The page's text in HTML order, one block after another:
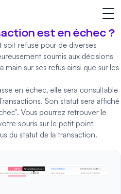
est en échec ?
soit refusé pour de diverses
soumis aux décisions
main sur ses refus ainsi que sur les
en échec, elle sera consultable
Son statut sera affiché
Vous pourrez retrouver le
souris sur le petit point
du statut de la transaction.